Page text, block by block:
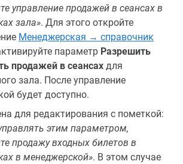
управление продажей в сеансах в
зала». Для этого откройте
Менеджерская → справочник
параметр Разрешить
продажей в сеансах для
зала. После управление
будет доступно.
для редактирования с пометкой:
этим параметром,
продажу входных билетов в
в менеджерской». В этом случае